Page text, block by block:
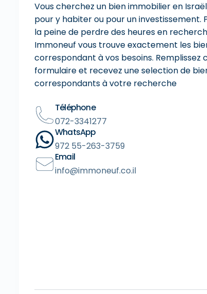
Vous cherchez un bien immobilier en Israël
pour y habiter ou pour un investissement.
la peine de perdre des heures en
Immoneuf vous trouve exactement les
correspondant à vos besoins. Remplissez
formulaire et recevez une selection de
correspondants à votre recherche
Téléphone
072-3341277
WhatsApp
972 55-263-3759
Email
info@immoneuf.co.il